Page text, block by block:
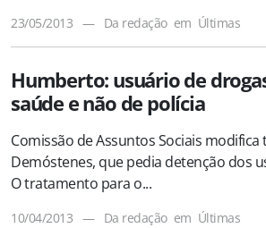
23/05/2013 — Da redação em Últimas
Humberto: usuário de
saúde e não de polícia
Comissão de Assuntos Sociais
Demóstenes, que pedia detenção dos
O tratamento para o...
10/04/2013 — Da redação em Últimas